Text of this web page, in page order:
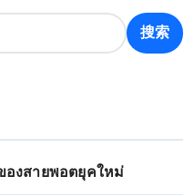
搜索
องสายพอตยุคใหม่